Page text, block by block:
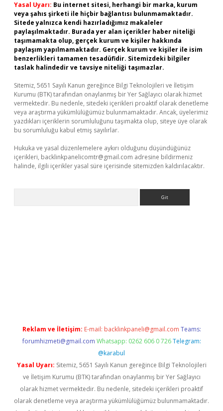
Yasal Uyarı: Bu internet sitesi, herhangi bir marka, kurum
veya şahıs şirketi ile hiçbir bağlantısı bulunmamaktadır.
Sitede yalnızca kendi hazırladığımız makaleler
paylaşılmaktadır. Burada yer alan içerikler haber niteliği
taşımamakta olup, gerçek kurum ve kişiler hakkında
paylaşım yapılmamaktadır. Gerçek kurum ve kişiler ile isim
benzerlikleri tamamen tesadüfidir. Sitemizdeki bilgiler
taslak halindedir ve tavsiye niteliği taşımazlar.
Sitemiz, 5651 Sayılı Kanun gereğince Bilgi Teknolojileri ve İletişim
Kurumu (BTK) tarafından onaylanmış bir Yer Sağlayıcı olarak hizmet
vermektedir. Bu nedenle, sitedeki içerikleri proaktif olarak denetleme
veya araştırma yükümlülüğümüz bulunmamaktadır. Ancak, üyelerimiz
yazdıkları içeriklerin sorumluluğunu taşımakta olup, siteye üye olarak
bu sorumluluğu kabul etmiş sayılırlar.
Hukuka ve yasal düzenlemelere aykırı olduğunu düşündüğünüz
içerikleri, backlinkpanelicomtr@gmail.com adresine bildirmeniz
halinde, ilgili içerikler yasal süre içerisinde sitemizden kaldırılacaktır.
Reklam ve İletişim: E-mail: backlinkpaneli@gmail.com Teams:
forumhizmeti@gmail.com Whatsapp: 0262 606 0 726 Telegram:
@karabul
Yasal Uyarı: Sitemiz, 5651 Sayılı Kanun gereğince Bilgi Teknolojileri
ve İletişim Kurumu (BTK) tarafından onaylanmış bir Yer Sağlayıcı
olarak hizmet vermektedir. Bu nedenle, sitedeki içerikleri proaktif
olarak denetleme veya araştırma yükümlülüğümüz bulunmamaktadır.